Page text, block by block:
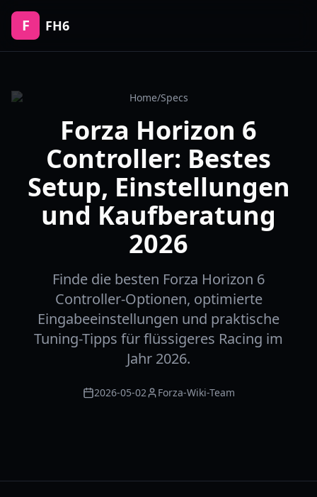
F FH6
Home/Specs
Forza Horizon 6
Controller: Bestes
Setup, Einstellungen
und Kaufberatung
2026
Finde die besten Forza Horizon 6
Controller-Optionen, optimierte
Eingabeeinstellungen und praktische
Tuning-Tipps für flüssigeres Racing im
Jahr 2026.
2026-05-02 Forza-Wiki-Team